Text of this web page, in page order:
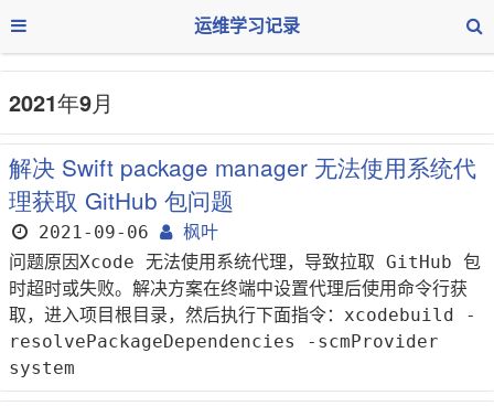
运维学习记录
2021年9月
解决 Swift package manager 无法使用系统代
理获取 GitHub 包问题
2021-09-06
枫叶
问题原因Xcode 无法使用系统代理，导致拉取 GitHub 包
时超时或失败。解决方案在终端中设置代理后使用命令行获
取，进入项目根目录，然后执行下面指令：xcodebuild -
resolvePackageDependencies -scmProvider
system